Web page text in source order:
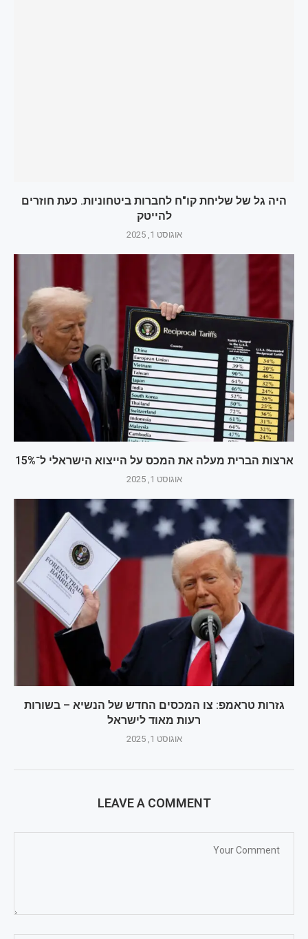
היה גל של שליחת קו"ח לחברות ביטחוניות. כעת חוזרים
להייטק
אוגוסט 1, 2025
ארצות הברית מעלה את המכס על הייצוא הישראלי ל־15%
אוגוסט 1, 2025
גזרות טראמפ: צו המכסים החדש של הנשיא – בשורות
רעות מאוד לישראל
אוגוסט 1, 2025
LEAVE A COMMENT